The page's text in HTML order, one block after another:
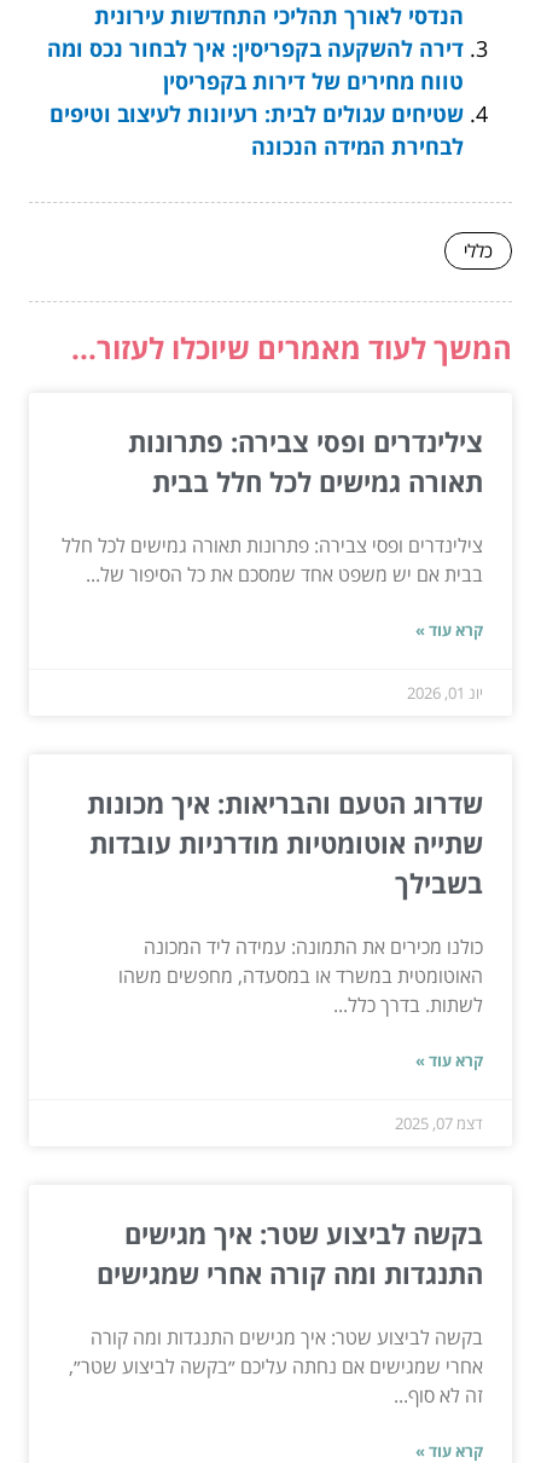
הנדסי לאורך תהליכי התחדשות עירונית
דירה להשקעה בקפריסין: איך לבחור נכס ומה
טווח מחירים של דירות בקפריסין
שטיחים עגולים לבית: רעיונות לעיצוב וטיפים
לבחירת המידה הנכונה
כללי
המשך לעוד מאמרים שיוכלו לעזור...
צילינדרים ופסי צבירה: פתרונות
תאורה גמישים לכל חלל בבית
צילינדרים ופסי צבירה: פתרונות תאורה גמישים לכל חלל
בבית אם יש משפט אחד שמסכם את כל הסיפור של...
קרא עוד »
יונ 01, 2026
שדרוג הטעם והבריאות: איך מכונות
שתייה אוטומטיות מודרניות עובדות
בשבילך
כולנו מכירים את התמונה: עמידה ליד המכונה
האוטומטית במשרד או במסעדה, מחפשים משהו
לשתות. בדרך כלל...
קרא עוד »
דצמ 07, 2025
בקשה לביצוע שטר: איך מגישים
התנגדות ומה קורה אחרי שמגישים
בקשה לביצוע שטר: איך מגישים התנגדות ומה קורה
אחרי שמגישים אם נחתה עליכם ״בקשה לביצוע שטר״,
זה לא סוף...
קרא עוד »